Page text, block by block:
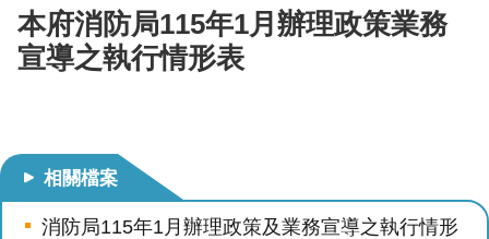
務
機
宣
導
本府消防局115年1月辦理政策業務
宣導之執行情形表
相關檔案
消防局115年1月辦理政策及業務宣導之執行情形